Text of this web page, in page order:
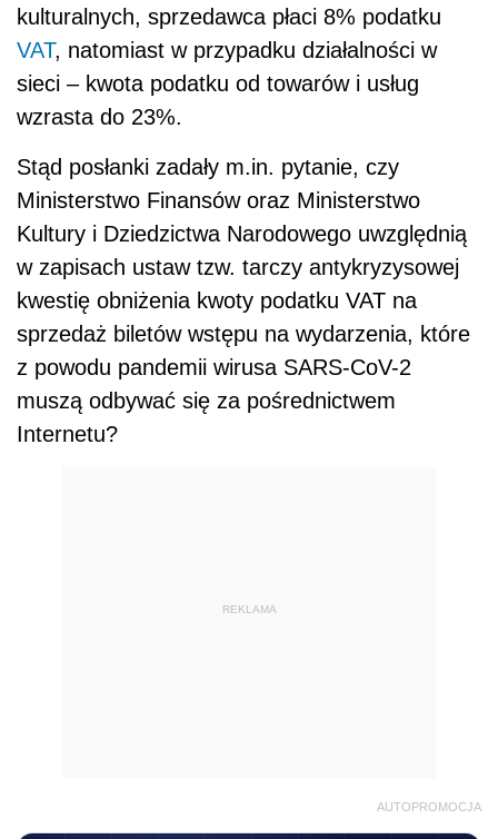
kulturalnych, sprzedawca płaci 8% podatku
VAT, natomiast w przypadku działalności w
sieci – kwota podatku od towarów i usług
wzrasta do 23%.
Stąd posłanki zadały m.in. pytanie, czy
Ministerstwo Finansów oraz Ministerstwo
Kultury i Dziedzictwa Narodowego uwzględnią
w zapisach ustaw tzw. tarczy antykryzysowej
kwestię obniżenia kwoty podatku VAT na
sprzedaż biletów wstępu na wydarzenia, które
z powodu pandemii wirusa SARS-CoV-2
muszą odbywać się za pośrednictwem
Internetu?
REKLAMA
AUTOPROMOCJA